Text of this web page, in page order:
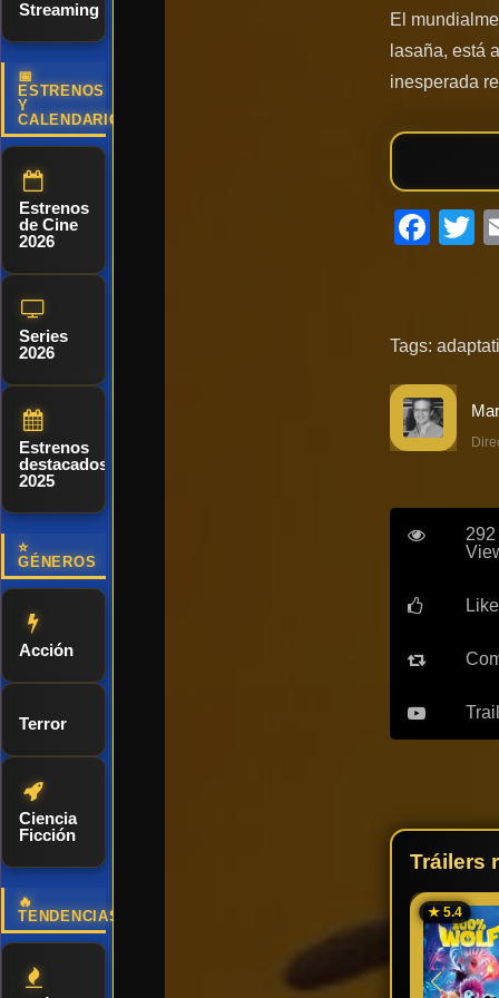
Streaming
📅
ESTRENOS
Y
CALENDARIO
Estrenos
de Cine
2026
Series
2026
Estrenos
destacados
2025
⭐
GÉNEROS
Acción
Terror
Ciencia
Ficción
🔥
TENDENCIAS
El
lasaña, está
inesperada
Tags:
292
Tráilers
★ 5.4